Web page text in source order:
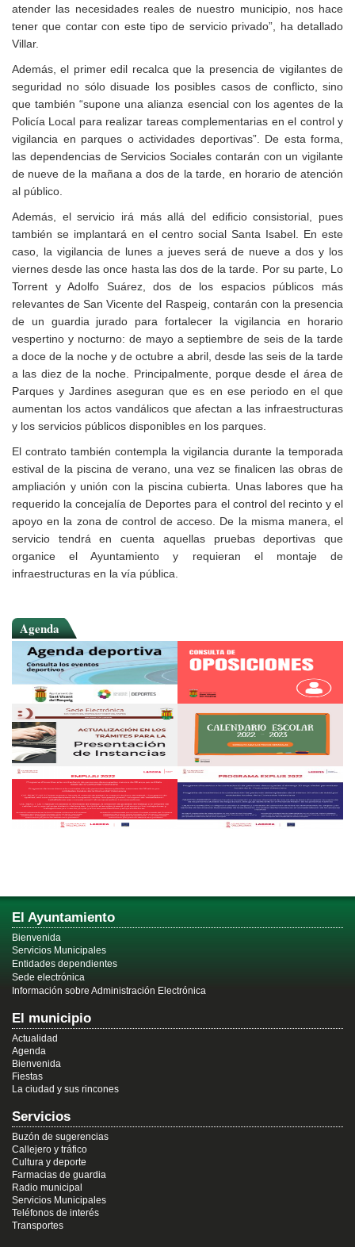
atender las necesidades reales de nuestro municipio, nos hace
tener que contar con este tipo de servicio privado”, ha detallado
Villar.
Además, el primer edil recalca que la presencia de vigilantes de
seguridad no sólo disuade los posibles casos de conflicto, sino
que también “supone una alianza esencial con los agentes de la
Policía Local para realizar tareas complementarias en el control y
vigilancia en parques o actividades deportivas”. De esta forma,
las dependencias de Servicios Sociales contarán con un vigilante
de nueve de la mañana a dos de la tarde, en horario de atención
al público.
Además, el servicio irá más allá del edificio consistorial, pues
también se implantará en el centro social Santa Isabel. En este
caso, la vigilancia de lunes a jueves será de nueve a dos y los
viernes desde las once hasta las dos de la tarde. Por su parte, Lo
Torrent y Adolfo Suárez, dos de los espacios públicos más
relevantes de San Vicente del Raspeig, contarán con la presencia
de un guardia jurado para fortalecer la vigilancia en horario
vespertino y nocturno: de mayo a septiembre de seis de la tarde
a doce de la noche y de octubre a abril, desde las seis de la tarde
a las diez de la noche. Principalmente, porque desde el área de
Parques y Jardines aseguran que es en ese periodo en el que
aumentan los actos vandálicos que afectan a las infraestructuras
y los servicios públicos disponibles en los parques.
El contrato también contempla la vigilancia durante la temporada
estival de la piscina de verano, una vez se finalicen las obras de
ampliación y unión con la piscina cubierta. Unas labores que ha
requerido la concejalía de Deportes para el control del recinto y el
apoyo en la zona de control de acceso. De la misma manera, el
servicio tendrá en cuenta aquellas pruebas deportivas que
organice el Ayuntamiento y requieran el montaje de
infraestructuras en la vía pública.
Agenda
El Ayuntamiento
Bienvenida
Servicios Municipales
Entidades dependientes
Sede electrónica
Información sobre Administración Electrónica
El municipio
Actualidad
Agenda
Bienvenida
Fiestas
La ciudad y sus rincones
Servicios
Buzón de sugerencias
Callejero y tráfico
Cultura y deporte
Farmacias de guardia
Radio municipal
Servicios Municipales
Teléfonos de interés
Transportes